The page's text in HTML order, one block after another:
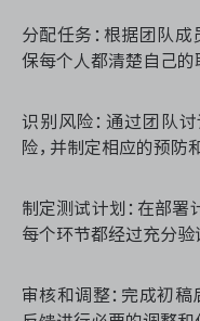
分配任务：根据团队成
保每个人都清楚自己的
识别风险：通过团队
险，并制定相应的预防
制定测试计划：在部署
每个环节都经过充分验
审核和调整：完成初稿